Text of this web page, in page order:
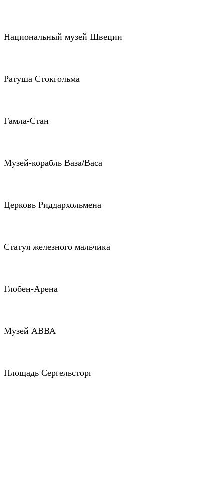
Национальный музей Швеции
Ратуша Стокгольма
Гамла-Стан
Музей-корабль Ваза/Васа
Церковь Риддархольмена
Статуя железного мальчика
Глобен-Арена
Музей АВВА
Площадь Сергельсторг